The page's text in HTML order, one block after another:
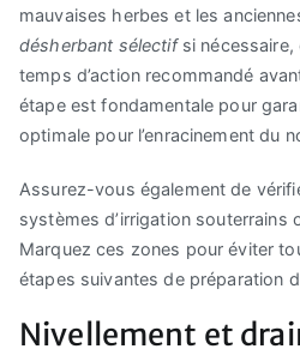
mauvaises herbes et les
désherbant sélectif si
temps d’action recommandé
étape est fondamentale pour
optimale pour l’enracinement du
Assurez-vous également de
systèmes d’irrigation souterrains
Marquez ces zones pour éviter
étapes suivantes de préparation
Nivellement et